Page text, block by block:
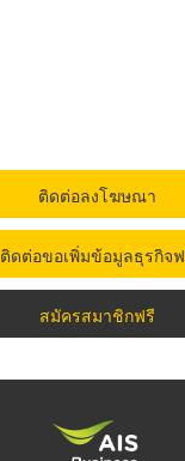
ติดต่อลงโฆษณา
ติดต่อขอเพิ่มข้อมูลธุรกิจ
สมัครสมาชิกฟรี